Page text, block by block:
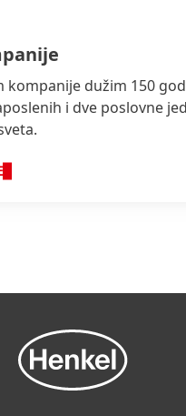
kompanije dužim 150
i dve poslovne